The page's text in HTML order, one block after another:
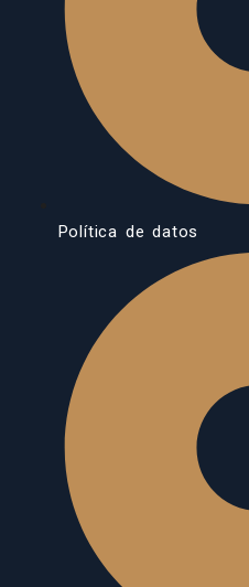
Política de datos